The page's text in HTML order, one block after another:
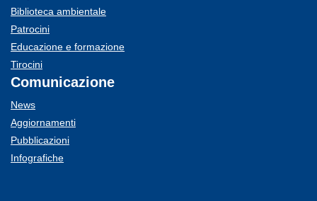
Biblioteca ambientale
Patrocini
Educazione e formazione
Tirocini
Comunicazione
News
Aggiornamenti
Pubblicazioni
Infografiche